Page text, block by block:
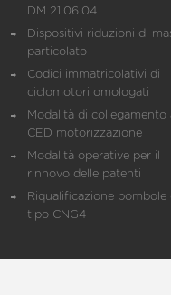
DM 21.06.04
Dispositivi riduzioni di
particolato
Codici immatricolativi di
ciclomotori omologati
Modalità di collegamento
CED motorizzazione
Modalità operative per il
rinnovo delle patenti
Riqualificazione bombole
tipo CNG4